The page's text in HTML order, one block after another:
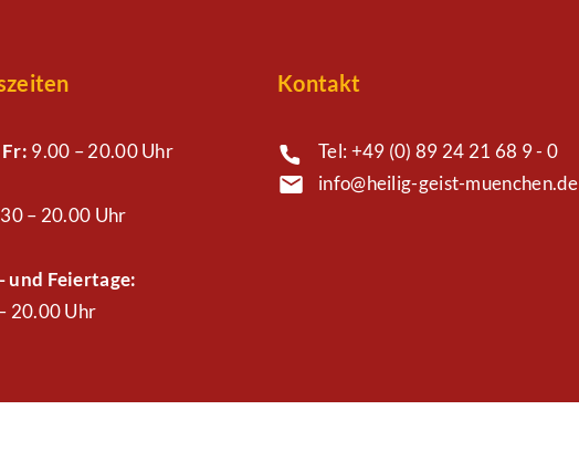
9.00 – 20.00 Uhr
– 20.00 Uhr
und Feiertage:
20.00 Uhr
Kontakt
Tel: +49 (0) 89 24 21 68 9 - 0
info@heilig-geist-muenchen.de